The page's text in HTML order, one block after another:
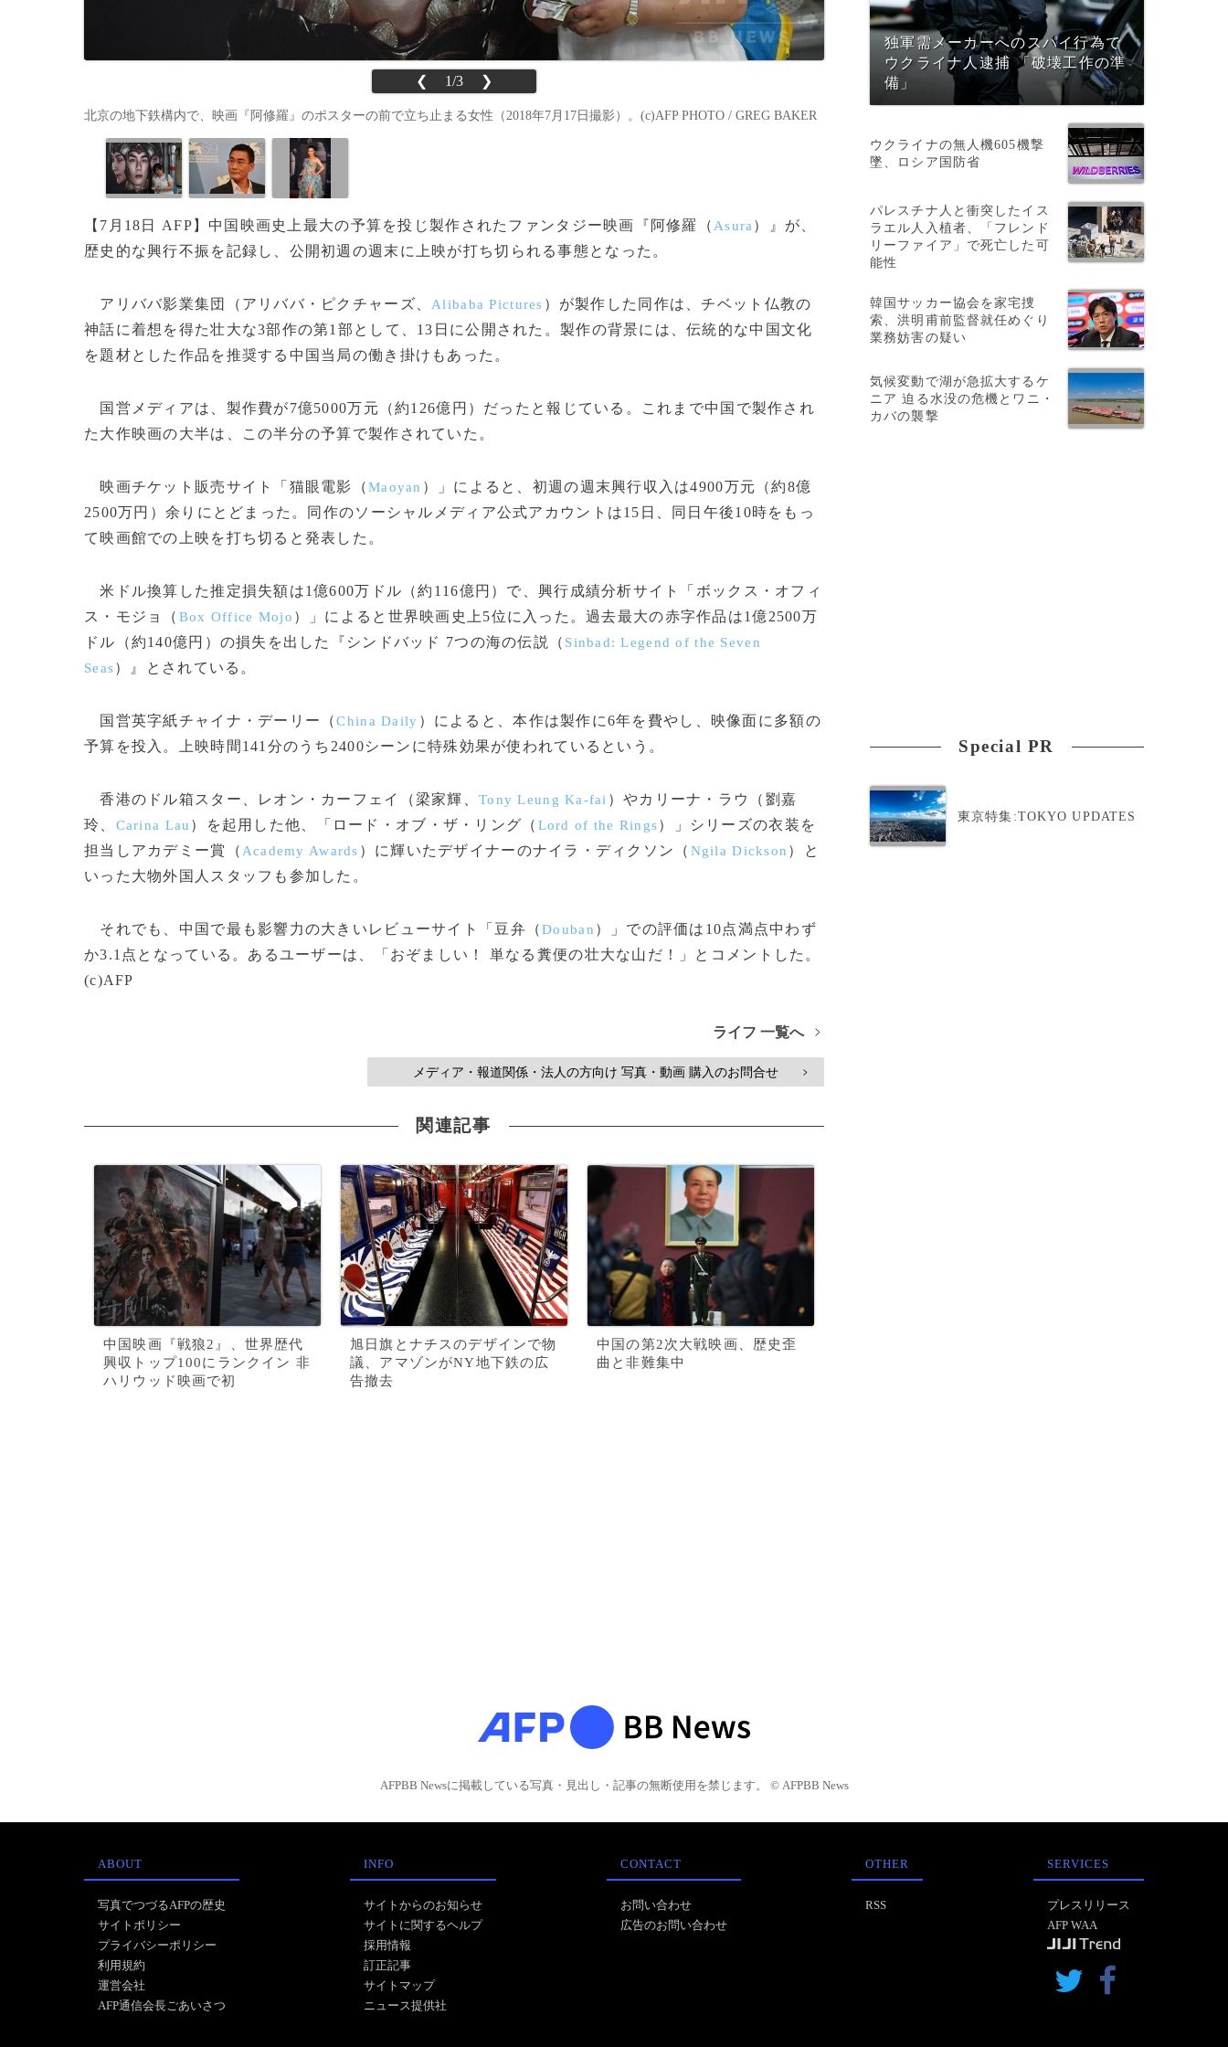
❮ 1/3 ❯
北京の地下鉄構内で、映画『阿修羅』のポスターの前で立ち止まる女性（2018年7月17日撮影）。(c)AFP PHOTO / GREG BAKER
【7月18日 AFP】中国映画史上最大の予算を投じ製作されたファンタジー映画『阿修羅（ Asura ）』が、
歴史的な興行不振を記録し、公開初週の週末に上映が打ち切られる事態となった。
アリババ影業集団（アリババ・ピクチャーズ、 Alibaba Pictures ）が製作した同作は、チベット仏教の
神話に着想を得た壮大な3部作の第1部として、13日に公開された。製作の背景には、伝統的な中国文化
を題材とした作品を推奨する中国当局の働き掛けもあった。
国営メディアは、製作費が7億5000万元（約126億円）だったと報じている。これまで中国で製作され
た大作映画の大半は、この半分の予算で製作されていた。
映画チケット販売サイト「猫眼電影（Maoyan ）」によると、初週の週末興行収入は4900万元（約8億
2500万円）余りにとどまった。同作のソーシャルメディア公式アカウントは15日、同日午後10時をもっ
て映画館での上映を打ち切ると発表した。
米ドル換算した推定損失額は1億600万ドル（約116億円）で、興行成績分析サイト「ボックス・オフィ
ス・モジョ（ Box Office Mojo ）」によると世界映画史上5位に入った。過去最大の赤字作品は1億2500万
ドル（約140億円）の損失を出した『シンドバッド 7つの海の伝説（ Sinbad: Legend of the Seven
Seas）』とされている。
国営英字紙チャイナ・デーリー（China Daily ）によると、本作は製作に6年を費やし、映像面に多額の
予算を投入。上映時間141分のうち2400シーンに特殊効果が使われているという。
香港のドル箱スター、レオン・カーフェイ（梁家輝、 Tony Leung Ka-fai ）やカリーナ・ラウ（劉嘉
玲、 Carina Lau ）を起用した他、「ロード・オブ・ザ・リング（ Lord of the Rings）」シリーズの衣装を
担当しアカデミー賞（ Academy Awards ）に輝いたデザイナーのナイラ・ディクソン（ Ngila Dickson ）と
いった大物外国人スタッフも参加した。
それでも、中国で最も影響力の大きいレビューサイト「豆弁（Douban ）」での評価は10点満点中わず
か3.1点となっている。あるユーザーは、「おぞましい！ 単なる糞便の壮大な山だ！」とコメントした。
(c)AFP
ライフ 一覧へ >
メディア・報道関係・法人の方向け 写真・動画 購入のお問合せ >
関連記事
中国映画『戦狼2』、世界歴代
興収トップ100にランクイン 非
ハリウッド映画で初
旭日旗とナチスのデザインで物
議、アマゾンがNY地下鉄の広
告撤去
中国の第2次大戦映画、歴史歪
曲と非難集中
独軍需メーカーへのスパイ行為で
ウクライナ人逮捕 「破壊工作の準
備」
ウクライナの無人機605機撃
墜、ロシア国防省
パレスチナ人と衝突したイス
ラエル人入植者、「フレンド
リーファイア」で死亡した可
能性
韓国サッカー協会を家宅捜
索、洪明甫前監督就任めぐり
業務妨害の疑い
気候変動で湖が急拡大するケ
ニア 迫る水没の危機とワニ・
カバの襲撃
Special PR
東京特集:TOKYO UPDATES
AFPBB Newsに掲載している写真・見出し・記事の無断使用を禁じます。 © AFPBB News
ABOUT
写真でつづるAFPの歴史
サイトポリシー
プライバシーポリシー
利用規約
運営会社
AFP通信会長ごあいさつ
INFO
サイトからのお知らせ
サイトに関するヘルプ
採用情報
訂正記事
サイトマップ
ニュース提供社
CONTACT
お問い合わせ
広告のお問い合わせ
OTHER
RSS
SERVICES
プレスリリース
AFP WAA